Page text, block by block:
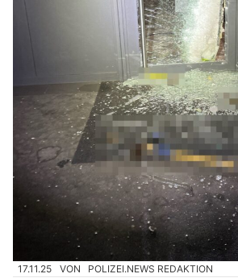
17.11.25 VON POLIZEI.NEWS REDAKTION